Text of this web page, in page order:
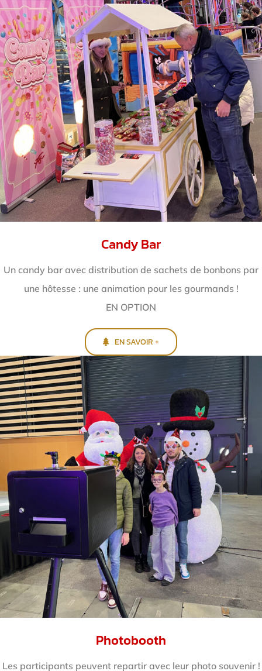
Candy Bar
Un candy bar avec distribution de sachets de bonbons par
une hôtesse : une animation pour les gourmands !
EN OPTION
EN SAVOIR +
Photobooth
Les participants peuvent repartir avec leur photo souvenir !